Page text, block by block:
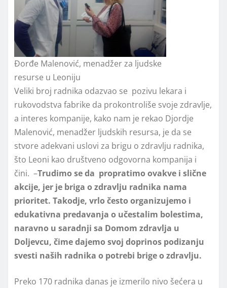
Đorđe Malenović, menadžer za ljudske
resurse u Leoniju
Veliki broj radnika odazvao se pozivu lekara i
rukovodstva fabrike da prokontroliše svoje zdravlje,
a interes kompanije, kako nam je rekao Djordje
Malenović, menadžer ljudskih resursa, je da se
stvore adekvani uslovi za brigu o zdravlju radnika,
što Leoni kao društveno odgovorna kompanija i
čini. –Trudimo se da propratimo ovakve i slične
akcije, jer je briga o zdravlju radnika nama
prioritet. Takodje, vrlo često organizujemo i
edukativna predavanja o učestalim bolestima,
naravno u saradnji sa Domom zdravlja u
Doljevcu, čime dajemo svoj doprinos podizanju
svesti naših radnika o potrebi brige o zdravlju.
Preko 170 radnika danas je izmerilo nivo šećera u